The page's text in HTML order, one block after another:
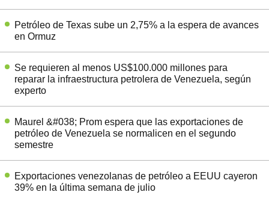
Petróleo de Texas sube un 2,75% a la espera de avances
en Ormuz
Se requieren al menos US$100.000 millones para
reparar la infraestructura petrolera de Venezuela, según
experto
Maurel &#038; Prom espera que las exportaciones de
petróleo de Venezuela se normalicen en el segundo
semestre
Exportaciones venezolanas de petróleo a EEUU cayeron
39% en la última semana de julio